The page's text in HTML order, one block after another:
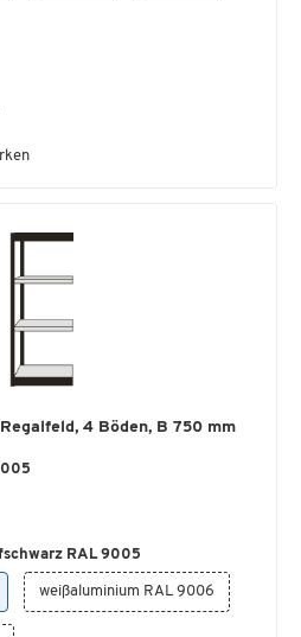
4 Böden, B 750 mm
RAL 9005
weißaluminium RAL 9006